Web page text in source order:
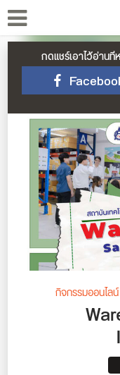
กดแชร์เอาไว้อ่านที
กิจกรรมออนไลน์